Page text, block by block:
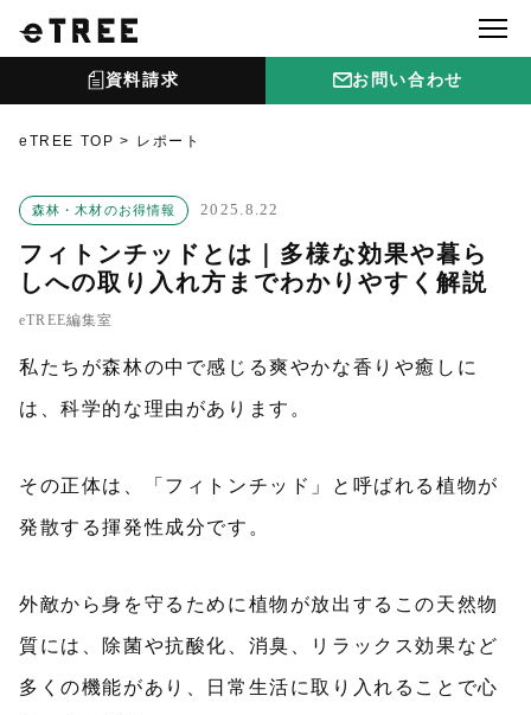
資料請求 お問い合わせ
eTREE TOP レポート
森林・木材のお得情報 2025.8.22
フィトンチッドとは｜多様な効果や暮ら
しへの取り入れ方までわかりやすく解説
eTREE編集室
私たちが森林の中で感じる爽やかな香りや癒しに
は、科学的な理由があります。
その正体は、「フィトンチッド」と呼ばれる植物が
発散する揮発性成分です。
外敵から身を守るために植物が放出するこの天然物
質には、除菌や抗酸化、消臭、リラックス効果など
多くの機能があり、日常生活に取り入れることで心